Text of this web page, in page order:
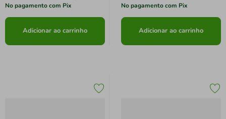
No pagamento com Pix
Adicionar ao carrinho
No pagamento com Pix
Adicionar ao carrinho